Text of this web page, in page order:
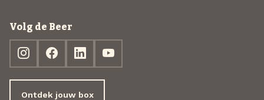
Volg de Beer
Ontdek jouw box